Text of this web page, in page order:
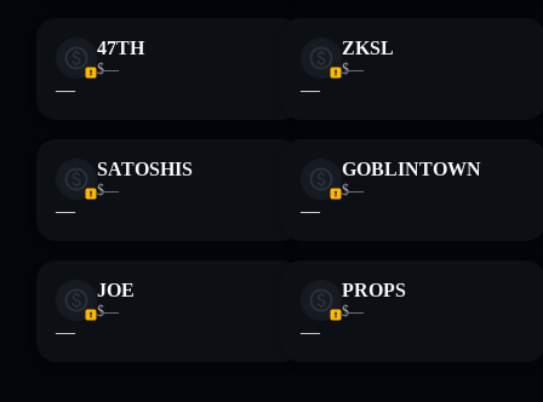
47TH
$—
—
ZKSL
$—
—
SATOSHIS
$—
—
GOBLINTOWN
$—
—
JOE
$—
—
PROPS
$—
—